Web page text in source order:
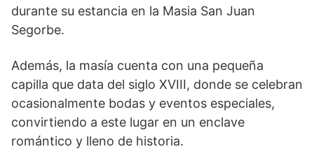
durante su estancia en​ la Masia San Juan
Segorbe.
Además, ‌la masía cuenta con una pequeña⁤
capilla que data del siglo XVIII, donde se celebran
ocasionalmente bodas y eventos especiales,
convirtiendo a este lugar‍ en un enclave
romántico y lleno de historia.